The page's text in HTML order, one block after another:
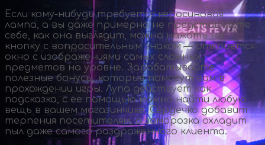
Если кому-нибудьтребуется керосиновая
лампа, а вы даже примерно не представляете
себе, как она выглядит, можно нажать на
кнопку с вопросительным знаком — откроется
окно с изображениями самых сложных
предметов на уровне. Зарабатывайте
полезные бонусы, которые помогут вам в
прохождении игры. Лупа действует как
подсказка, с ее помощью можно найти любую
вещь в вашем магазинчике. Сердечко добавит
терпения посетителям, а заморозка охладит
пыл даже самого раздраженного клиента.